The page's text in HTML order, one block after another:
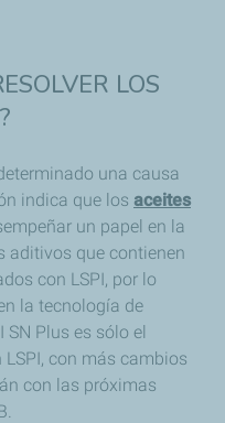
LOS
una causa
indica que los aceites
un papel en la
aditivos que contienen
con LSPI, por lo
la tecnología de
SN Plus es sólo el
con más cambios
con las próximas